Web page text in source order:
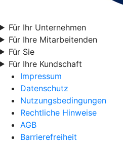
Für Ihr Unternehmen
Für Ihre Mitarbeitenden
Für Sie
Für Ihre Kundschaft
Impressum
Datenschutz
Nutzungsbedingungen
Rechtliche Hinweise
AGB
Barrierefreiheit